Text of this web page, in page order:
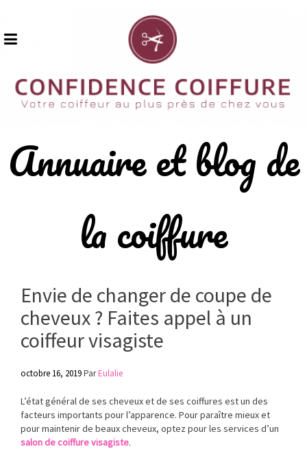
content
Annuaire et blog de
la coiffure
Envie de changer de coupe de
cheveux ? Faites appel à un
coiffeur visagiste
octobre 16, 2019ParEulalie
L’état général de ses cheveux et de ses coiffures est un des
facteurs importants pour l’apparence. Pour paraître mieux et
pour maintenir de beaux cheveux, optez pour les services d’un
salon de coiffure visagiste.